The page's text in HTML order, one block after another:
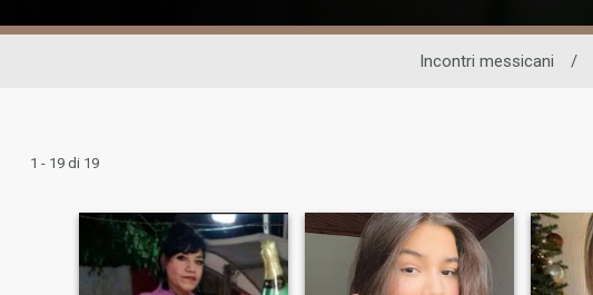
Incontri messicani /
1 - 19 di 19